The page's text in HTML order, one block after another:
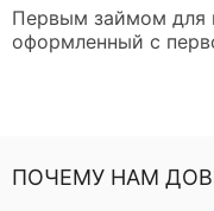
Первым займом для
оформленный с
ПОЧЕМУ НАМ